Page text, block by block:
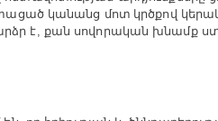
կանանց մոտ կրծքով
է, քան սովորական խնամք